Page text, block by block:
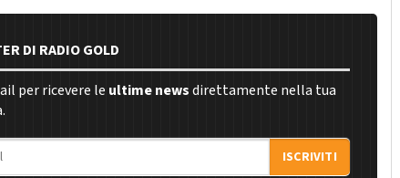
DI RADIO GOLD
per ricevere le ultime newsdirettamente nella tua
ISCRIVITI